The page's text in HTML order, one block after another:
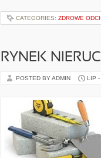
CATEGORIES: ZDROWE
RYNEK
POSTED BY ADMIN LIP -